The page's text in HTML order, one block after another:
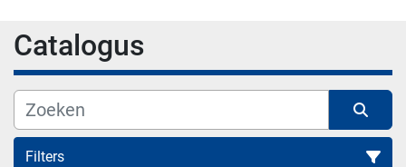
Catalogus
Filters